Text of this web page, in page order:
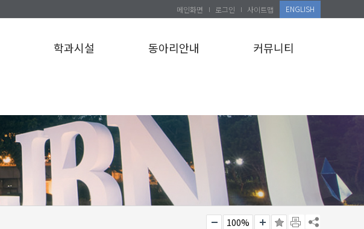
메인화면 로그인 사이트맵 ENGLISH
학과시설 동아리안내 커뮤니티
100%